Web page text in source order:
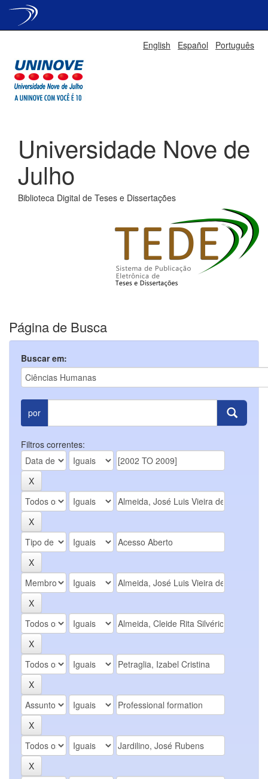
English Español Português
Universidade Nove de
Julho
Biblioteca Digital de Teses e Dissertações
Página de Busca
Buscar em:
por
Filtros correntes: